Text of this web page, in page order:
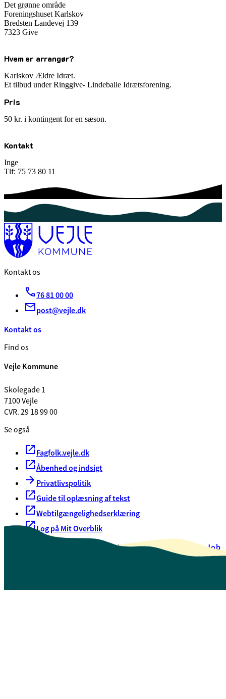
Det grønne område
Foreningshuset Karlskov
Bredsten Landevej 139
7323 Give
Hvem er arrangør?
Karlskov Ældre Idræt.
Et tilbud under Ringgive- Lindeballe Idrætsforening.
Pris
50 kr. i kontingent for en sæson.
Kontakt
Inge
Tlf: 75 73 80 11
Kontakt os
76 81 00 00
post@vejle.dk
Kontakt os
Find os
Vejle Kommune
Skolegade 1
7100 Vejle
CVR. 29 18 99 00
Se også
Fagfolk.vejle.dk
Åbenhed og indsigt
Privatlivspolitik
Guide til oplæsning af tekst
Webtilgængelighedserklæring
Log på Mit Overblik
Oversigt over selvbetjeningJob